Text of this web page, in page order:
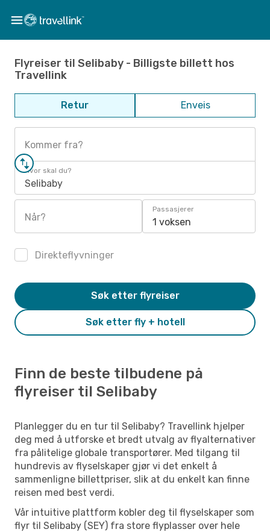
Flyreiser til Selibaby - Billigste billett hos
Travellink
Retur Enveis
Kommer fra?
Hvor skal du?
Selibaby
Når?
Passasjerer
1 voksen
Direkteflyvninger
Søk etter fly + hotell
Søk etter flyreiser
Finn de beste tilbudene på
flyreiser til Selibaby
Planlegger du en tur til Selibaby? Travellink hjelper
deg med å utforske et bredt utvalg av flyalternativer
fra pålitelige globale transportører. Med tilgang til
hundrevis av flyselskaper gjør vi det enkelt å
sammenligne billettpriser, slik at du enkelt kan finne
reisen med best verdi.
Vår intuitive plattform kobler deg til flyselskaper som
flyr til Selibaby (SEY) fra store flyplasser over hele